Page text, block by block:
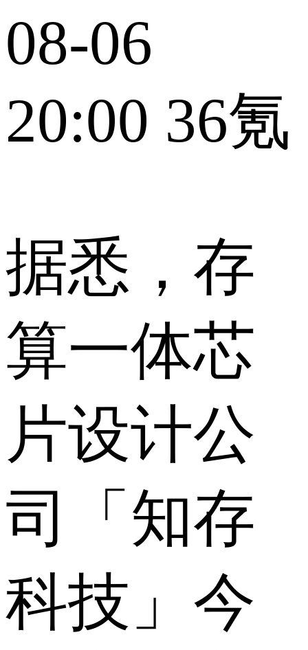
08-06
20:00 36氪
据悉，存
算一体芯
片设计公
司「知存
科技」今